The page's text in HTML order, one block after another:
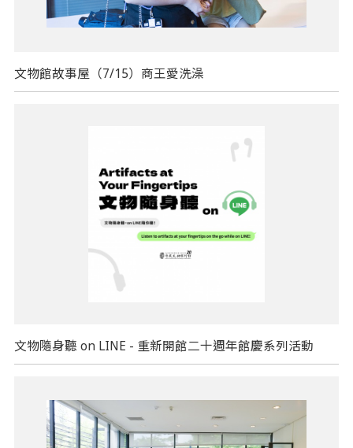
文物館故事屋（7/15）商王愛洗澡
文物隨身聽 on LINE - 重新開館二十週年館慶系列活動